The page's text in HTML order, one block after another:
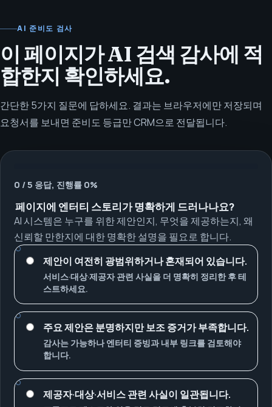
AI 준비도 검사
이 페이지가 AI 검색 감사에 적
합한지 확인하세요.
간단한 5가지 질문에 답하세요. 결과는 브라우저에만 저장되며
요청서를 보내면 준비도 등급만 CRM으로 전달됩니다.
0 / 5 응답, 진행률 0%
페이지에 엔터티 스토리가 명확하게 드러나나요?
AI 시스템은 누구를 위한 제안인지, 무엇을 제공하는지, 왜
신뢰할 만한지에 대한 명확한 설명을 필요로 합니다.
제안이 여전히 광범위하거나 혼재되어 있습니다.
서비스·대상·제공자 관련 사실을 더 명확히 정리한 후 테
스트하세요.
주요 제안은 분명하지만 보조 증거가 부족합니다.
감사는 가능하나 엔터티 증빙과 내부 링크를 검토해야
합니다.
제공자·대상·서비스 관련 사실이 일관됩니다.